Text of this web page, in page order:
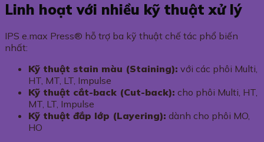
Linh hoạt với nhiều kỹ thuật xử lý
IPS e.max Press® hỗ trợ ba kỹ thuật chế tác phổ biến
nhất:
Kỹ thuật stain màu (Staining): với các phôi Multi,
HT, MT, LT, Impulse
Kỹ thuật cắt-back (Cut-back): cho phôi Multi, HT,
MT, LT, Impulse
Kỹ thuật đắp lớp (Layering): dành cho phôi MO,
HO